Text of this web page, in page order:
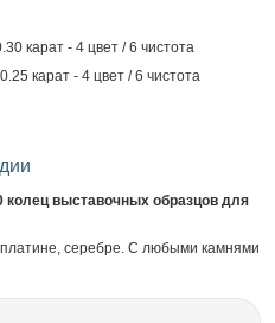
карат - 4 цвет / 6 чистота
карат - 4 цвет / 6 чистота
колец выставочных образцов для
серебре. С любыми камнями